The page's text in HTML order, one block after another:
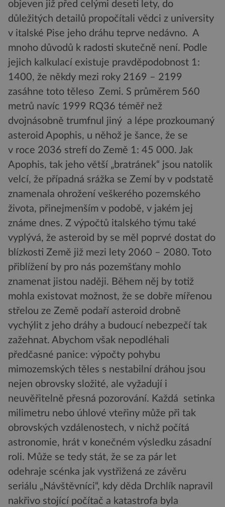
objeven již před celými deseti lety, do
důležitých detailů propočítali vědci z university
v italské Pise jeho dráhu teprve nedávno. A
mnoho důvodů k radosti skutečně není. Podle
jejich kalkulací existuje pravděpodobnost 1:
1400, že někdy mezi roky 2169 – 2199
zasáhne toto těleso Zemi. S průměrem 560
metrů navíc 1999 RQ36 téměř než
dvojnásobně trumfnul jiný a lépe prozkoumaný
asteroid Apophis, u něhož je šance, že se
v roce 2036 strefí do Země 1: 45 000. Jak
Apophis, tak jeho větší „bratránek“ jsou natolik
velcí, že případná srážka se Zemí by v podstatě
znamenala ohrožení veškerého pozemského
života, přinejmenším v podobě, v jakém jej
známe dnes. Z výpočtů italského týmu také
vyplývá, že asteroid by se měl poprvé dostat do
blízkosti Země již mezi lety 2060 – 2080. Toto
přiblížení by pro nás pozemšťany mohlo
znamenat jistou naději. Během něj by totiž
mohla existovat možnost, že se dobře mířenou
střelou ze Země podaří asteroid drobně
vychýlit z jeho dráhy a budoucí nebezpečí tak
zažehnat. Abychom však nepodléhali
předčasné panice: výpočty pohybu
mimozemských těles s nestabilní dráhou jsou
nejen obrovsky složité, ale vyžadují i
neuvěřitelně přesná pozorování. Každá setinka
milimetru nebo úhlové vteřiny může při tak
obrovských vzdálenostech, v nichž počítá
astronomie, hrát v konečném výsledku zásadní
roli. Může se tedy stát, že se za pár let
odehraje scénka jak vystřižená ze závěru
seriálu „Návštěvníci“, kdy děda Drchlík napravil
nakřivo stojící počítač a katastrofa byla